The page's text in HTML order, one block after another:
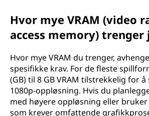
Hvor mye VRAM (video
access memory) trenger
Hvor mye VRAM du trenger,
spesifikke krav. For de fleste
(GB) til 8 GB VRAM tilstrekkelig for
1080p-oppløsning. Hvis du
med høyere oppløsning eller
som krever omfattende